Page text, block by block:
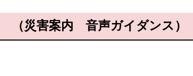
（災害案内 音声ガイダンス）